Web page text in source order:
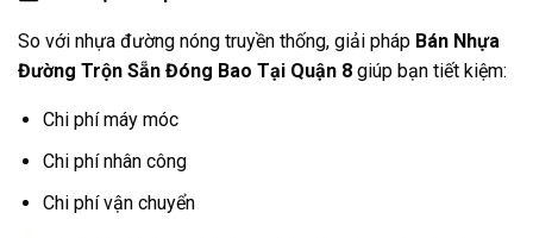
So với nhựa đường nóng truyền thống, giải pháp Bán Nhựa
Đường Trộn Sẵn Đóng Bao Tại Quận 8 giúp bạn tiết kiệm:
Chi phí máy móc
Chi phí nhân công
Chi phí vận chuyển